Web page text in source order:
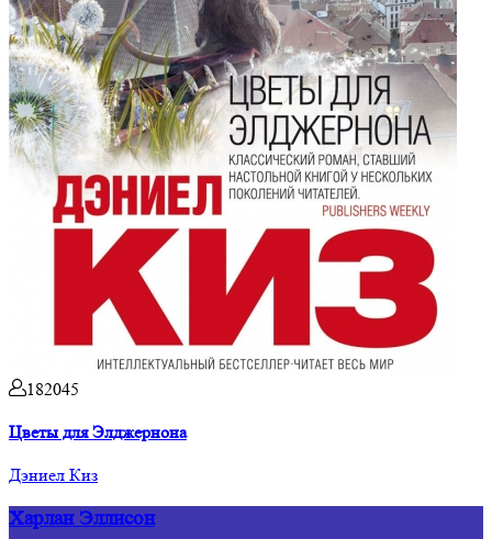
182045
Цветы для Элджернона
Дэниел Киз
Харлан Эллисон